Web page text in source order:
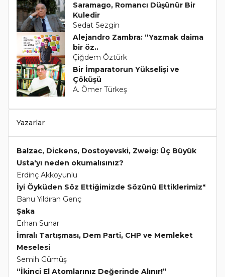
Saramago, Romancı Düşünür Bir
Kuledir
Sedat Sezgin
Alejandro Zambra: “Yazmak daima
bir öz..
Çiğdem Öztürk
Bir İmparatorun Yükselişi ve
Çöküşü
A. Ömer Türkeş
Yazarlar
Balzac, Dickens, Dostoyevski, Zweig: Üç Büyük
Usta'yı neden okumalısınız?
Erdinç Akkoyunlu
İyi Öyküden Söz Ettiğimizde Sözünü Ettiklerimiz*
Banu Yıldıran Genç
Şaka
Erhan Sunar
İmralı Tartışması, Dem Parti, CHP ve Memleket
Meselesi
Semih Gümüş
“İkinci El Atomlarınız Değerinde Alınır!”